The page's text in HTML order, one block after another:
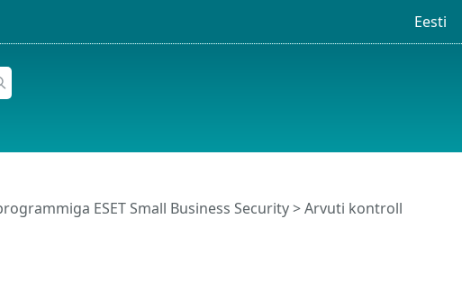
Eesti
ESET Small Business Security>Arvuti kontroll